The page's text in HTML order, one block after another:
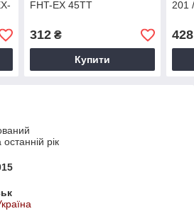
FHT-EX 45TT
312₴
Купити
201
428
рік